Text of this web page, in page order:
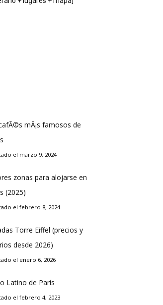
mÃ¡s famosos de
el marzo 9, 2024
zonas para alojarse en
(2025)
el febrero 8, 2024
Torre Eiffel (precios y
desde 2026)
el enero 6, 2026
Latino de Parí­s
el febrero 4, 2023